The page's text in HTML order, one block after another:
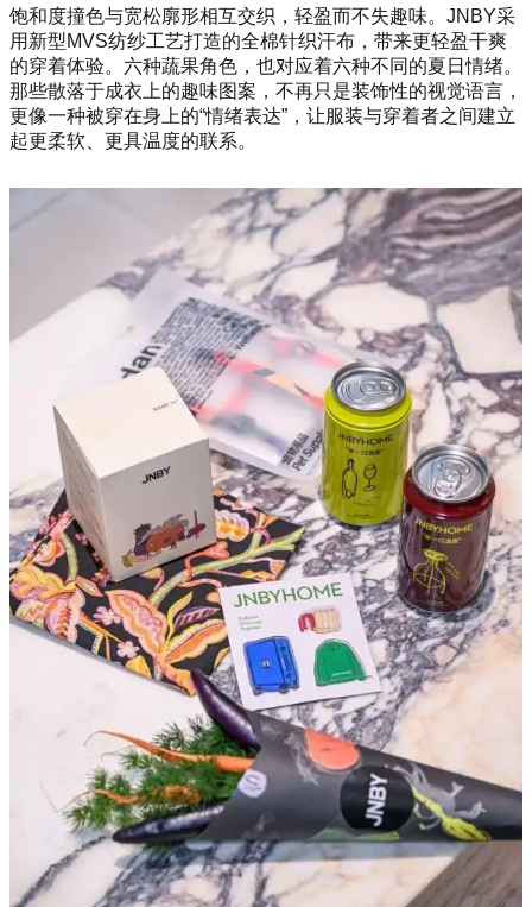
饱和度撞色与宽松廓形相互交织，轻盈而不失趣味。JNBY采
用新型MVS纺纱工艺打造的全棉针织汗布，带来更轻盈干爽
的穿着体验。六种蔬果角色，也对应着六种不同的夏日情绪。
那些散落于成衣上的趣味图案，不再只是装饰性的视觉语言，
更像一种被穿在身上的“情绪表达”，让服装与穿着者之间建立
起更柔软、更具温度的联系。